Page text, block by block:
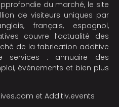
du marché, le site
de visiteurs uniques par
français, espagnol,
couvre l’actualité des
de la fabrication additive
services : annuaire des
évènements et bien plus
et Additiv.events